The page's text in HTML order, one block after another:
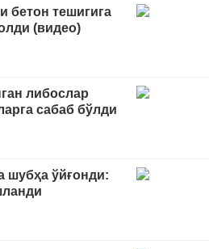
бетон тешигига
(видео)
либослар
сабаб бўлди
шубҳа ўйғонди: